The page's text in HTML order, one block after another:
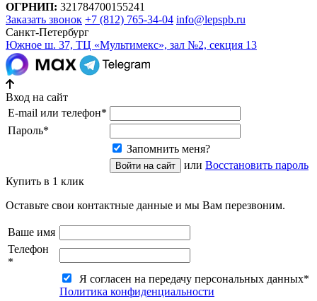
ОГРНИП: 321784700155241
Заказать звонок +7 (812) 765-34-04 info@lepspb.ru
Санкт-Петербург
Южное ш. 37, ТЦ «Мультимекс», зал №2, секция 13
Вход на сайт
E-mail или телефон*
Пароль*
Запомнить меня?
или Восстановить пароль
Купить в 1 клик
Оставьте свои контактные данные и мы Вам перезвоним.
Ваше имя
Телефон
*
Я согласен на передачу персональных данных*
Политика конфиденциальности